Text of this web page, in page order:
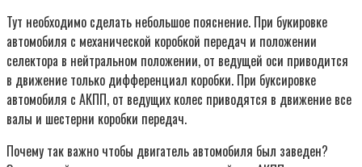
Тут необходимо сделать небольшое пояснение. При букировке
автомобиля с механической коробкой передач и положении
селектора в нейтральном положении, от ведущей оси приводится
в движение только дифференциал коробки. При буксировке
автомобиля с АКПП, от ведущих колес приводятся в движение все
валы и шестерни коробки передач.
Почему так важно чтобы двигатель автомобиля был заведен?